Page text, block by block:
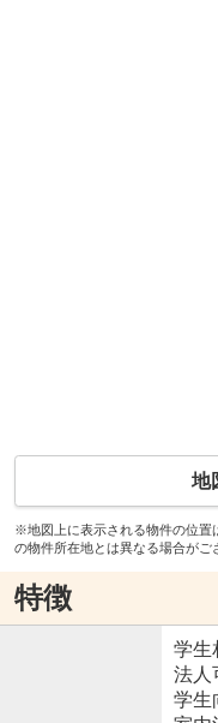
地
※地図上に表示される物件の位置
の物件所在地とは異なる場合がご
特徴
学生
法人
学生